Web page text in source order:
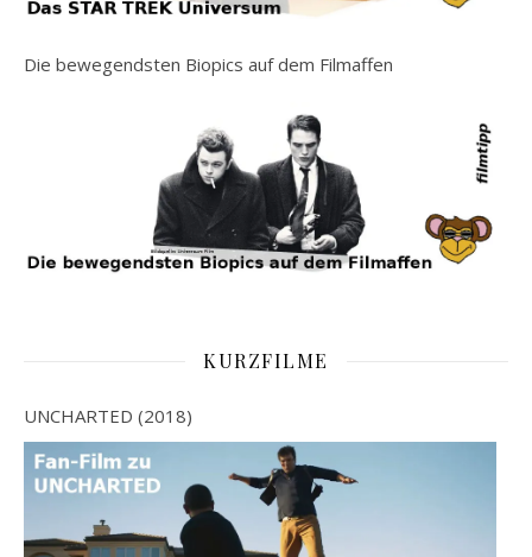
Die bewegendsten Biopics auf dem Filmaffen
KURZFILME
UNCHARTED (2018)